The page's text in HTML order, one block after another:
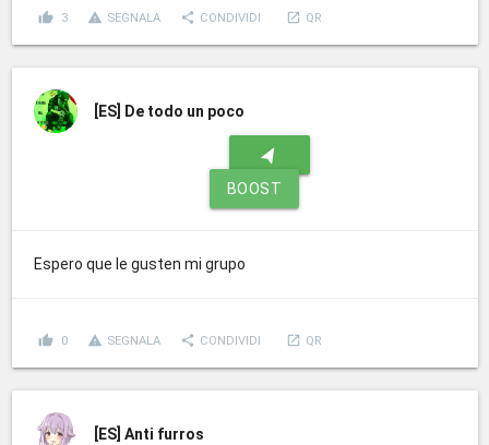
thumb_up 3 report_problem SEGNALA share CONDIVIDI launch QR
[ES] De todo un poco
navigation
BOOST
Espero que le gusten mi grupo
thumb_up 0 report_problem SEGNALA share CONDIVIDI launch QR
[ES] Anti furros